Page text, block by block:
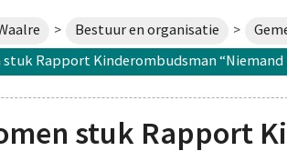
> Bestuur en organisatie >
Rapport Kinderombudsman “Niemand
stuk Rapport